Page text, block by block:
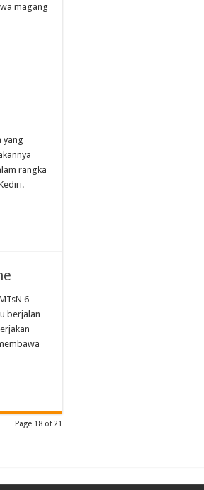
magang
yang
rangka
6
berjalan
Page 18 of 21